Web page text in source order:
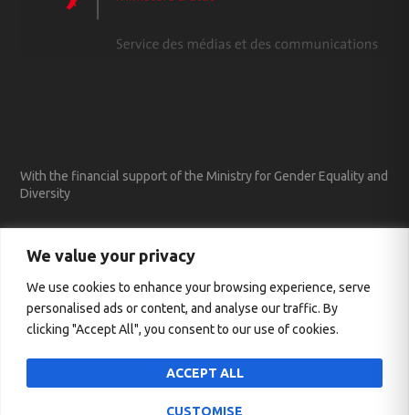
We value your privacy
We use cookies to enhance your browsing experience, serve
personalised ads or content, and analyse our traffic. By
clicking "Accept All", you consent to our use of cookies.
CUSTOMISE
ACCEPT ALL
With the financial support of the Ministry for Gender Equality and
Diversity